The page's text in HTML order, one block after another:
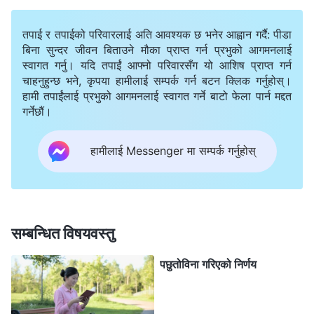
परमेश्‍वरको काममा बाधा दिने र त्यसलाई भताभुङ्ग पार्ने काममा
तिनीहरू पनि त्यससँगै लागून्। यो कम्युनिस्ट पार्टीको दुष्ट अभिप्राय
हो, र म शैतानका चलाकीहरूमा पर्नु हुँदैन भन्‍ने मलाई थाहा थियो।
ती सिस्टरले मेरो लागि परमेश्‍वरका वचनहरूको अर्को खण्ड पढिन्:
परमेश्‍वरको विश्‍वासी भएर, तिमीहरू हरेकले आखिरी दिनहरूमा
परमेश्‍वरको कार्य अनि आज पनि तिमीहरूमा उहाँले गर्नुहुने उहाँको
समूहलाई सारा ब्रह्माण्डभरिको उहाँको कार्यको केन्द्र बिन्दु
बनाउनुभएको छ। उहाँले आफ्नो हृदयको सबै रगत तिमीहरूको निम्ति
अर्पण गर्नुभएको छ; उहाँले ब्रह्माण्डभरिको आत्माका सबै काम पुनः दाबी
गरेर तिमीहरूलाई प्रदान गर्नुभएको छ। यसैकारण तिमीहरू
तपाई र तपाईको परिवारलाई अति आवश्यक छ भनेर आह्वान गर्दै: पीडा
बिना सुन्दर जीवन बिताउने मौका प्राप्त गर्न प्रभुको आगमनलाई
स्वागत गर्नु। यदि तपाईं आफ्नो परिवारसँग यो आशिष प्राप्त गर्न
चाहनुहुन्छ भने, कृपया हामीलाई सम्पर्क गर्न बटन क्लिक गर्नुहोस्।
हामी तपाईंलाई प्रभुको आगमनलाई स्वागत गर्ने बाटो फेला पार्न मद्दत
गर्नेछौं।
हामीलाई Messenger मा सम्पर्क गर्नुहोस्
सम्बन्धित विषयवस्तु
पछुतोविना गरिएको निर्णय